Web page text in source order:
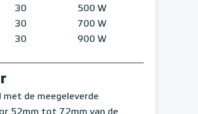
30
500 W
30
700 W
30 900 W
de meegeleverde
52mm tot 72mm van de